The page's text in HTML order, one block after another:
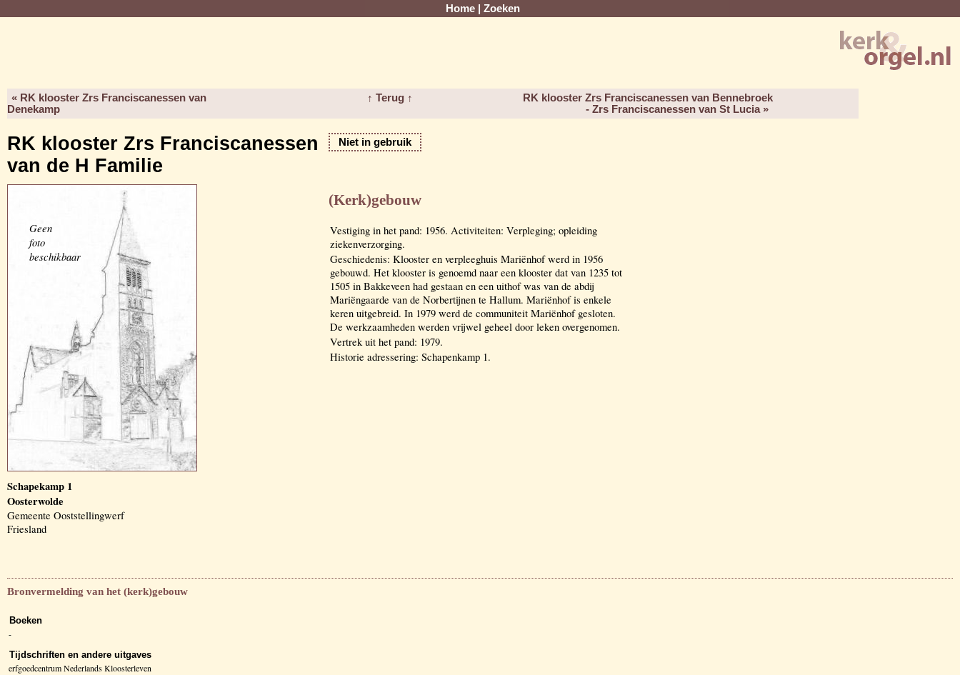
Home Zoeken
« RK klooster Zrs Franciscanessen van
Denekamp
↑ Terug ↑
RK klooster Zrs Franciscanessen van Bennebroek
- Zrs Franciscanessen van St Lucia »
RK klooster Zrs Franciscanessen
van de H Familie
Niet in gebruik
Geen
foto
beschikbaar
Schapekamp 1
Oosterwolde
Gemeente Ooststellingwerf
Friesland
(Kerk)gebouw
Vestiging in het pand: 1956. Activiteiten: Verpleging; opleiding
ziekenverzorging.
Geschiedenis: Klooster en verpleeghuis Mariënhof werd in 1956
gebouwd. Het klooster is genoemd naar een klooster dat van 1235 tot
1505 in Bakkeveen had gestaan en een uithof was van de abdij
Mariëngaarde van de Norbertijnen te Hallum. Mariënhof is enkele
keren uitgebreid. In 1979 werd de communiteit Mariënhof gesloten.
De werkzaamheden werden vrijwel geheel door leken overgenomen.
Vertrek uit het pand: 1979.
Historie adressering: Schapenkamp 1.
Bronvermelding van het (kerk)gebouw
Boeken
-
Tijdschriften en andere uitgaves
erfgoedcentrum Nederlands Kloosterleven